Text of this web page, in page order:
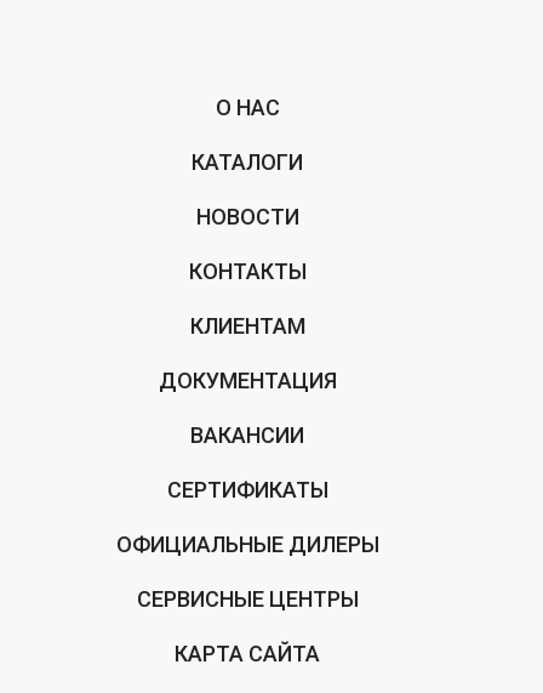
О НАС
КАТАЛОГИ
НОВОСТИ
КОНТАКТЫ
КЛИЕНТАМ
ДОКУМЕНТАЦИЯ
ВАКАНСИИ
СЕРТИФИКАТЫ
ОФИЦИАЛЬНЫЕ ДИЛЕРЫ
СЕРВИСНЫЕ ЦЕНТРЫ
КАРТА САЙТА